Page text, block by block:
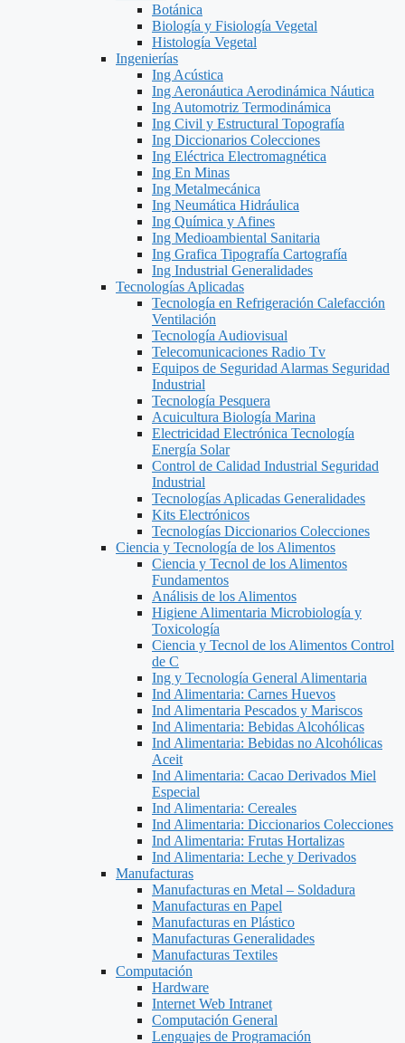
Botánica
Biología y Fisiología Vegetal
Histología Vegetal
Ingenierías
Ing Acústica
Ing Aeronáutica Aerodinámica Náutica
Ing Automotriz Termodinámica
Ing Civil y Estructural Topografía
Ing Diccionarios Colecciones
Ing Eléctrica Electromagnética
Ing En Minas
Ing Metalmecánica
Ing Neumática Hidráulica
Ing Química y Afines
Ing Medioambiental Sanitaria
Ing Grafica Tipografía Cartografía
Ing Industrial Generalidades
Tecnologías Aplicadas
Tecnología en Refrigeración Calefacción
Ventilación
Tecnología Audiovisual
Telecomunicaciones Radio Tv
Equipos de Seguridad Alarmas Seguridad
Industrial
Tecnología Pesquera
Acuicultura Biología Marina
Electricidad Electrónica Tecnología
Energía Solar
Control de Calidad Industrial Seguridad
Industrial
Tecnologías Aplicadas Generalidades
Kits Electrónicos
Tecnologías Diccionarios Colecciones
Ciencia y Tecnología de los Alimentos
Ciencia y Tecnol de los Alimentos
Fundamentos
Análisis de los Alimentos
Higiene Alimentaria Microbiología y
Toxicología
Ciencia y Tecnol de los Alimentos Control
de C
Ing y Tecnología General Alimentaria
Ind Alimentaria: Carnes Huevos
Ind Alimentaria Pescados y Mariscos
Ind Alimentaria: Bebidas Alcohólicas
Ind Alimentaria: Bebidas no Alcohólicas
Aceit
Ind Alimentaria: Cacao Derivados Miel
Especial
Ind Alimentaria: Cereales
Ind Alimentaria: Diccionarios Colecciones
Ind Alimentaria: Frutas Hortalizas
Ind Alimentaria: Leche y Derivados
Manufacturas
Manufacturas en Metal – Soldadura
Manufacturas en Papel
Manufacturas en Plástico
Manufacturas Generalidades
Manufacturas Textiles
Computación
Hardware
Internet Web Intranet
Computación General
Lenguajes de Programación